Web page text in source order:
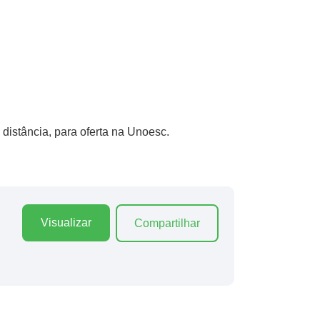
para oferta na Unoesc.
Visualizar Compartilhar